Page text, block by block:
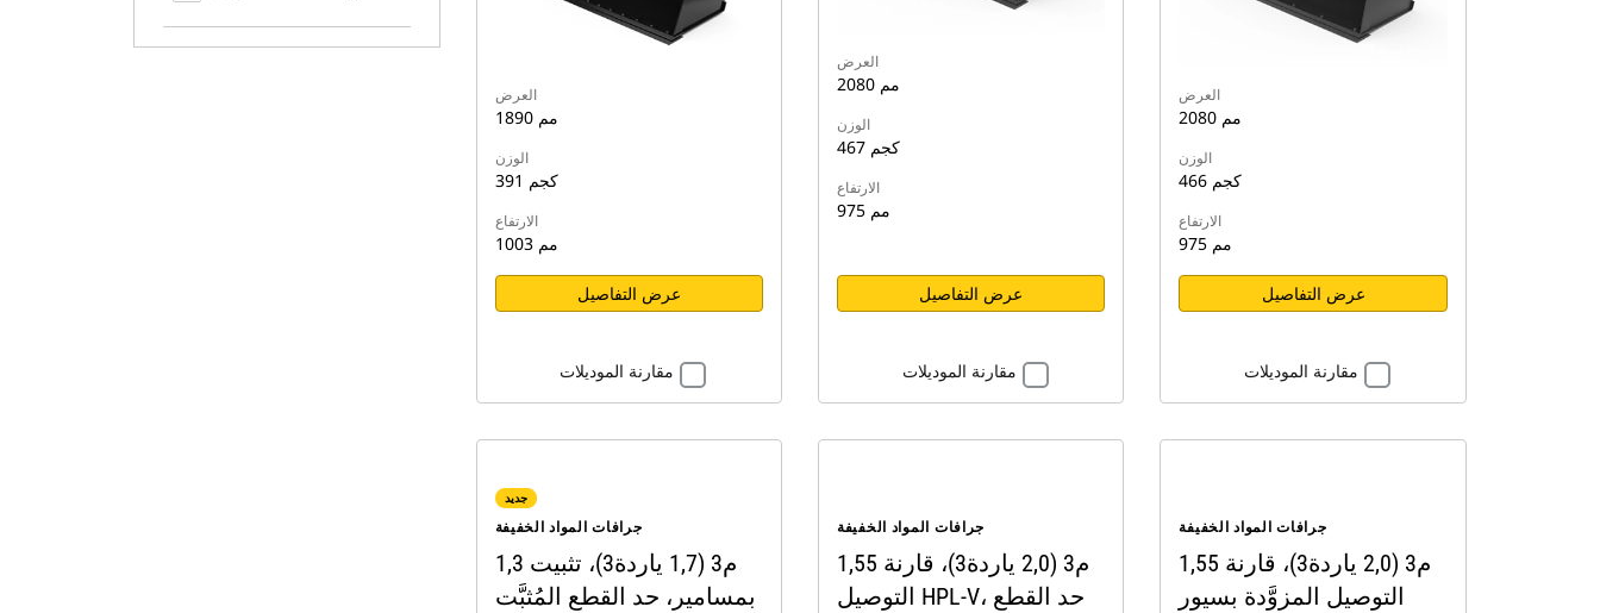
العرض
1890 مم
الوزن
391 كجم
الارتفاع
1003 مم
عرض التفاصيل
مقارنة الموديلات
العرض
2080 مم
الوزن
467 كجم
الارتفاع
975 مم
عرض التفاصيل
مقارنة الموديلات
العرض
2080 مم
الوزن
466 كجم
الارتفاع
975 مم
عرض التفاصيل
مقارنة الموديلات
جديد
جرافات المواد الخفيفة
1,3 م3 (1,7 ياردة3)، تثبيت
بمسامير، حد القطع المُثبَّت
جرافات المواد الخفيفة
1,55 م3 (2,0 ياردة3)، قارنة
التوصيل HPL-V، حد القطع
جرافات المواد الخفيفة
1,55 م3 (2,0 ياردة3)، قارنة
التوصيل المزوَّدة بسيور